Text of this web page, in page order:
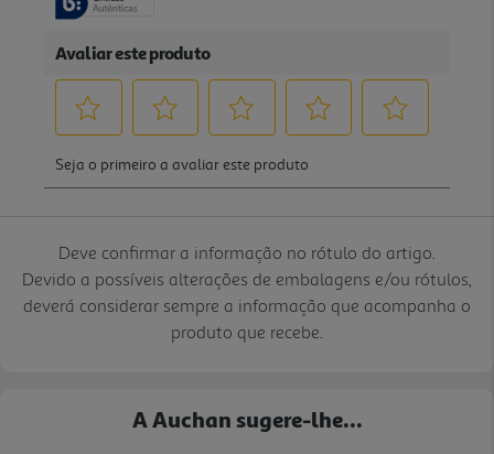
Deve confirmar a informação no rótulo do artigo.
Devido a possíveis alterações de embalagens e/ou rótulos,
deverá considerar sempre a informação que acompanha o
produto que recebe.
A Auchan sugere-lhe...